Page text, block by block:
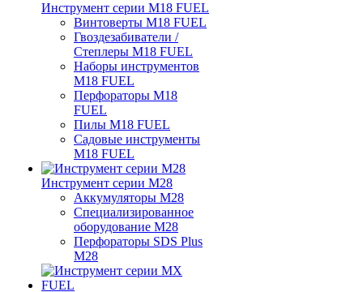
Инструмент серии M18 FUEL
Винтоверты M18 FUEL
Гвоздезабиватели /
Степлеры M18 FUEL
Наборы инструментов
M18 FUEL
Перфораторы M18
FUEL
Пилы M18 FUEL
Садовые инструменты
M18 FUEL
Инструмент серии M28
Аккумуляторы M28
Специализированное
оборудование M28
Перфораторы SDS Plus
M28